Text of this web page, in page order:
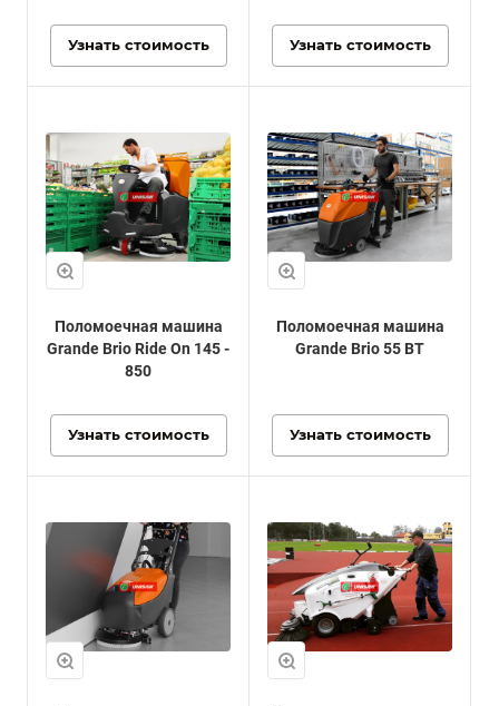
Узнать стоимость Узнать стоимость
Поломоечная машина
Grande Brio Ride On 145 -
850
Узнать стоимость
Поломоечная машина
Grande Brio 55 BT
Узнать стоимость